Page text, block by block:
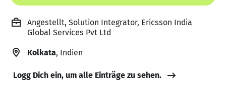
Angestellt, Solution Integrator, Ericsson India
Global Services Pvt Ltd
Kolkata, Indien
Logg Dich ein, um alle Einträge zu sehen.